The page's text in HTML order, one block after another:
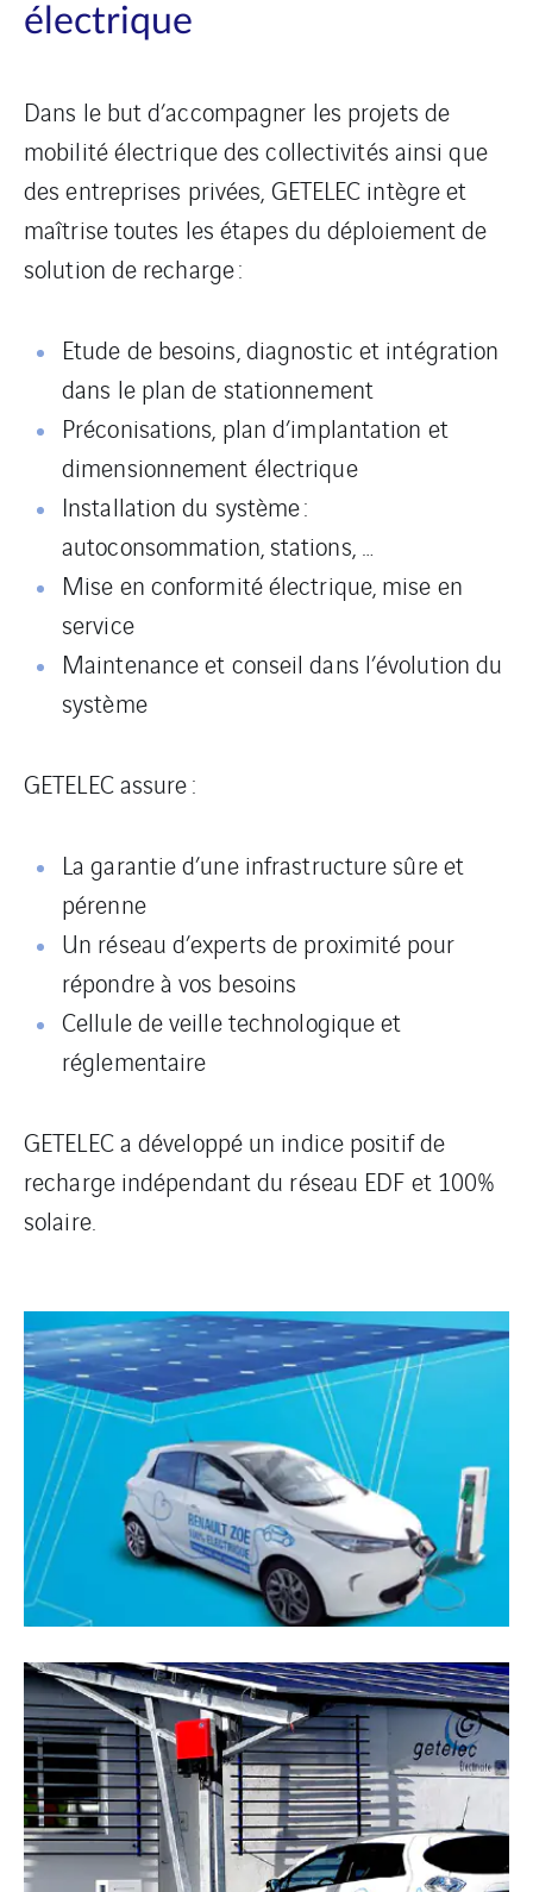
électrique
Dans le but d’accompagner les projets de
mobilité électrique des collectivités ainsi que
des entreprises privées, GETELEC intègre et
maîtrise toutes les étapes du déploiement de
solution de recharge :
Etude de besoins, diagnostic et intégration
dans le plan de stationnement
Préconisations, plan d’implantation et
dimensionnement électrique
Installation du système :
autoconsommation, stations, …
Mise en conformité électrique, mise en
service
Maintenance et conseil dans l’évolution du
système
GETELEC assure :
La garantie d’une infrastructure sûre et
pérenne
Un réseau d’experts de proximité pour
répondre à vos besoins
Cellule de veille technologique et
réglementaire
GETELEC a développé un indice positif de
recharge indépendant du réseau EDF et 100%
solaire.